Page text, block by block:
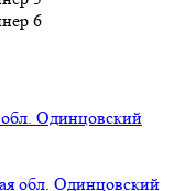
обл. Одинцовский